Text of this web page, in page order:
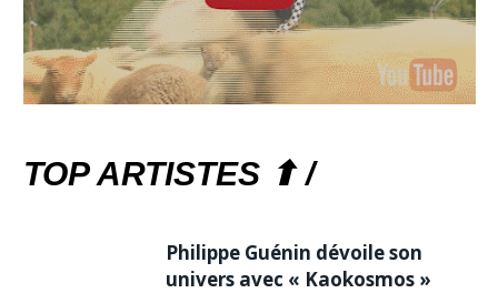
TOP ARTISTES ⬆ /
Philippe Guénin dévoile son
univers avec « Kaokosmos »